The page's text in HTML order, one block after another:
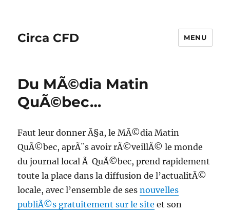
Circa CFD MENU
Du MÃ©dia Matin
QuÃ©bec…
Faut leur donner Ã§a, le MÃ©dia Matin
QuÃ©bec, aprÃ¨s avoir rÃ©veillÃ© le monde
du journal local Ã QuÃ©bec, prend rapidement
toute la place dans la diffusion de l’actualitÃ©
locale, avec l’ensemble de sesnouvelles
publiÃ©s gratuitement sur le site et son